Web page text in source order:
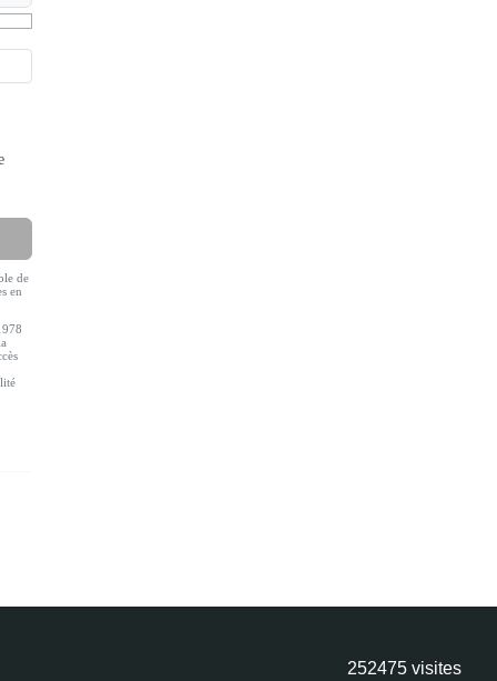
de
en
252475 visites